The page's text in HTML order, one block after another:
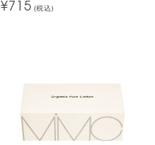
¥715 (税込)